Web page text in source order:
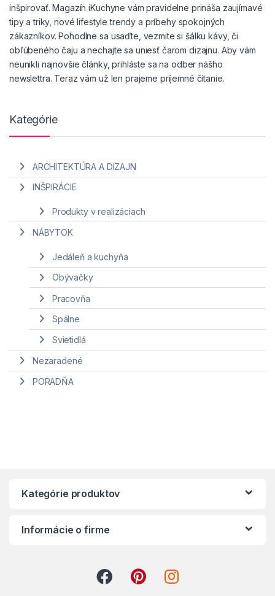
inšpirovať. Magazín iKuchyne vám pravidelne prináša zaujímavé
tipy a triky, nové lifestyle trendy a príbehy spokojných
zákazníkov. Pohodlne sa usaďte, vezmite si šálku kávy, či
obľúbeného čaju a nechajte sa uniesť čarom dizajnu. Aby vám
neunikli najnovšie články, prihláste sa na odber nášho
newslettra. Teraz vám už len prajeme príjemné čítanie.
Kategórie
ARCHITEKTÚRA A DIZAJN
INŠPIRÁCIE
Produkty v realizáciach
NÁBYTOK
Jedáleň a kuchyňa
Obývačky
Pracovňa
Spálne
Svietidlá
Nezaradené
PORADŇA
Kategórie produktov
Informácie o firme